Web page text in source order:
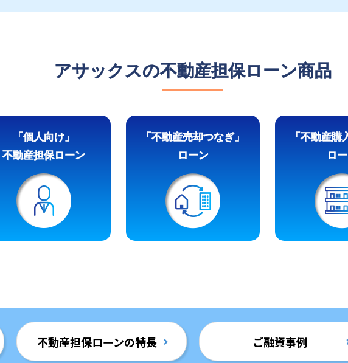
アサックスの不動産担保ローン商品
「個人向け」
不動産担保ローン
「不動産売却つなぎ」
ローン
「不動産購
ロ
不動産担保ローンの特長 ご融資事例